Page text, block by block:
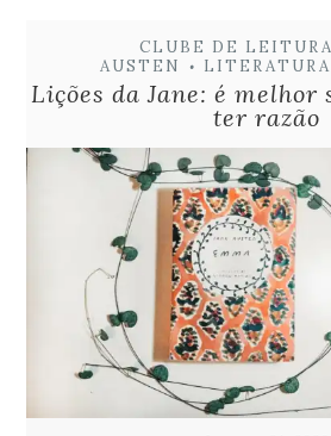
CLUBE DE LEITURA
AUSTEN
• LITERATURA
Lições da Jane: é melhor
ter razão